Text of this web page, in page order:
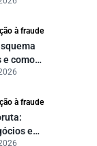
à fraude
e como
à fraude
e